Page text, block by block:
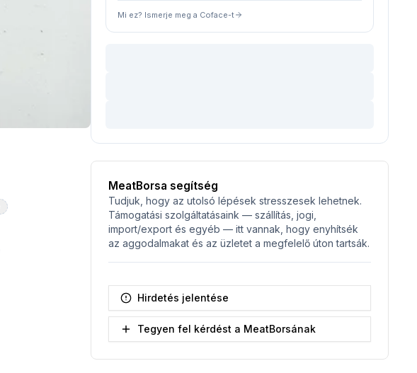
Mi ez? Ismerje meg a Coface-t
MeatBorsa segítség
Tudjuk, hogy az utolsó lépések stresszesek lehetnek.
Támogatási szolgáltatásaink — szállítás, jogi,
import/export és egyéb — itt vannak, hogy enyhítsék
az aggodalmakat és az üzletet a megfelelő úton tartsák.
Hirdetés jelentése
Tegyen fel kérdést a MeatBorsának